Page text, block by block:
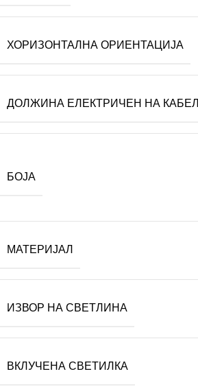
ХОРИЗОНТАЛНА ОРИЕНТАЦИЈА
ДОЛЖИНА ЕЛЕКТРИЧЕН НА КАБЕЛ
БОЈА
МАТЕРИЈАЛ
ИЗВОР НА СВЕТЛИНА
ВКЛУЧЕНА СВЕТИЛКА